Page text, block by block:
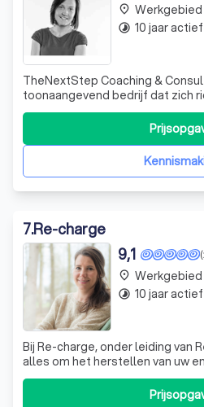
TheNextStep Coaching &
toonaangevend bedrijf dat zich
inspirerende webinars,
om u te helpen uw bedrijf naar
of u nu een kleine groep of meer
Onze expertise ligt in het creë
place
timelapse 10 jaar actief
7.Re-charge
9,1
Bij Re-charge, onder leiding van
alles om het herstellen van uw
jarenlange ervaring in human
Recha een unieke combinatie
place
timelapse 10 jaar actief